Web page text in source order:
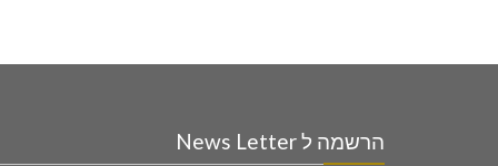
הרשמה ל News Letter